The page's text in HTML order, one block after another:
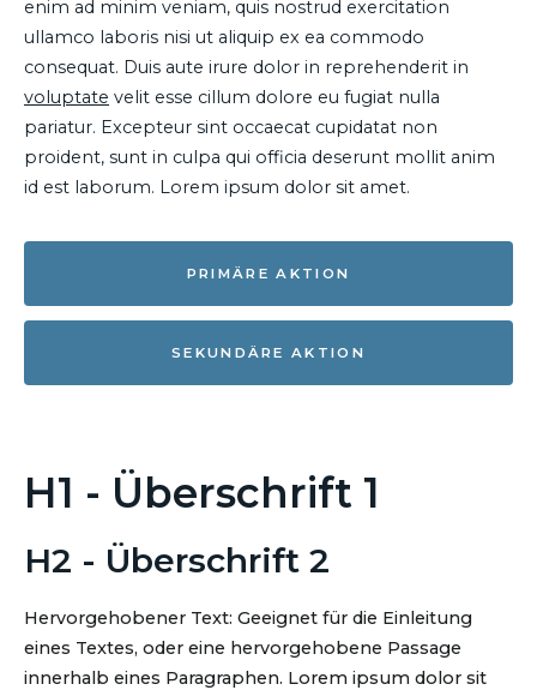
enim ad minim veniam, quis nostrud exercitation
ullamco laboris nisi ut aliquip ex ea commodo
consequat. Duis aute irure dolor in reprehenderit in
voluptate velit esse cillum dolore eu fugiat nulla
pariatur. Excepteur sint occaecat cupidatat non
proident, sunt in culpa qui officia deserunt mollit anim
id est laborum. Lorem ipsum dolor sit amet.
PRIMÄRE AKTION
SEKUNDÄRE AKTION
H1 - Überschrift 1
H2 - Überschrift 2
Hervorgehobener Text: Geeignet für die Einleitung
eines Textes, oder eine hervorgehobene Passage
innerhalb eines Paragraphen. Lorem ipsum dolor sit